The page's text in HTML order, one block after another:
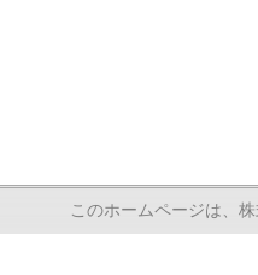
このホームページは、